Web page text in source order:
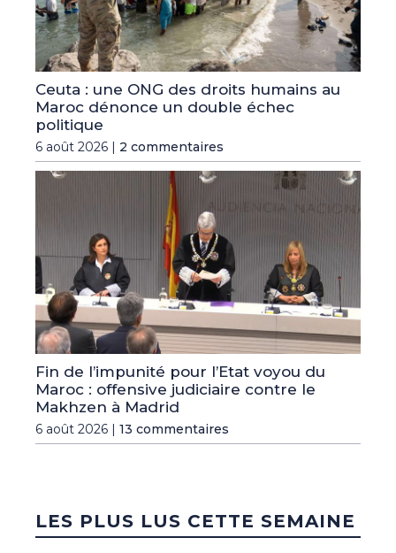
Ceuta : une ONG des droits humains au
Maroc dénonce un double échec
politique
6 août 2026 | 2 commentaires
Fin de l’impunité pour l’Etat voyou du
Maroc : offensive judiciaire contre le
Makhzen à Madrid
6 août 2026 | 13 commentaires
LES PLUS LUS CETTE SEMAINE